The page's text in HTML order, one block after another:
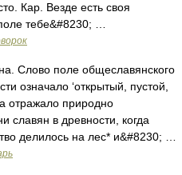
Кар. Везде есть своя
тебе&#8230; …
Слово поле общеславянского
означало ‘открытый, пустой,
отражало природно
славян в древности, когда
делилось на лес* и&#8230; …